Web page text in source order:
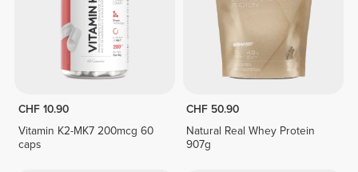
CHF 10.90
Vitamin K2-MK7 200mcg 60
caps
CHF 50.90
Natural Real Whey Protein
907g